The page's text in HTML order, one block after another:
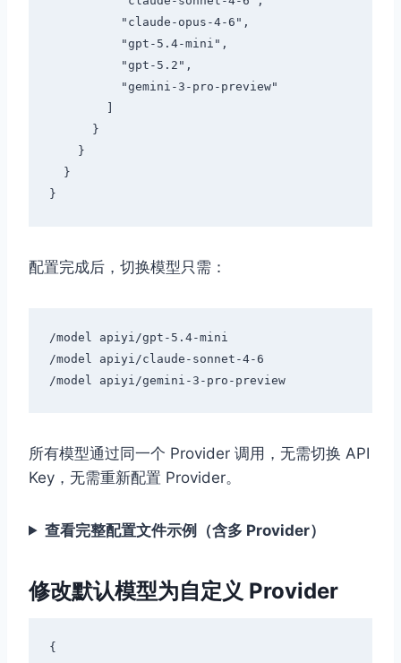
配置完成后，切换模型只需：
/model apiyi/gpt-5.4-mini
/model apiyi/claude-sonnet-4-6
/model apiyi/gemini-3-pro-preview
所有模型通过同一个 Provider 调用，无需切换 API
Key，无需重新配置 Provider。
查看完整配置文件示例（含多 Provider）
修改默认模型为自定义 Provider
{